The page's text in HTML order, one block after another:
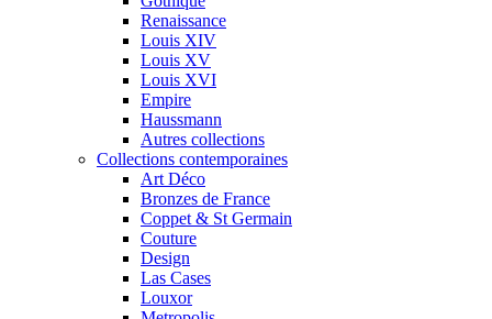
Renaissance
Louis XIV
Louis XV
Louis XVI
Empire
Haussmann
Autres collections
Collections contemporaines
Art Déco
Bronzes de France
Coppet & St Germain
Couture
Design
Las Cases
Louxor